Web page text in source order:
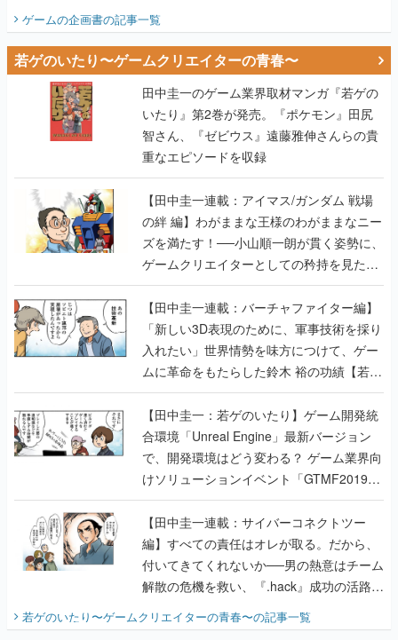
ビュー】
ゲームの企画書の記事一覧
若ゲのいたり〜ゲームクリエイターの青春〜
田中圭一のゲーム業界取材マンガ『若ゲの
いたり』第2巻が発売。『ポケモン』田尻
智さん、『ゼビウス』遠藤雅伸さんらの貴
重なエピソードを収録
【田中圭一連載：アイマス/ガンダム 戦場
の絆 編】わがままな王様のわがままなニー
ズを満たす！──小山順一朗が貫く姿勢に、
ゲームクリエイターとしての矜持を見た
【若ゲのいたり最終回】
【田中圭一連載：バーチャファイター編】
「新しい3D表現のために、軍事技術を採り
入れたい」世界情勢を味方につけて、ゲー
ムに革命をもたらした鈴木 裕の功績【若ゲ
のいたり】
【田中圭一：若ゲのいたり】ゲーム開発統
合環境「Unreal Engine」最新バージョン
で、開発環境はどう変わる？ ゲーム業界向
けソリューションイベント「GTMF2019」
に行って、より理解を深めよう【PR】
【田中圭一連載：サイバーコネクトツー
編】すべての責任はオレが取る。だから、
付いてきてくれないか──男の熱意はチーム
解散の危機を救い、『.hack』成功の活路を
開く。業界の快男児・松山 洋に流れる血は
『少年ジャンプ』色だった【若ゲのいた
若ゲのいたり〜ゲームクリエイターの青春〜の記事一覧